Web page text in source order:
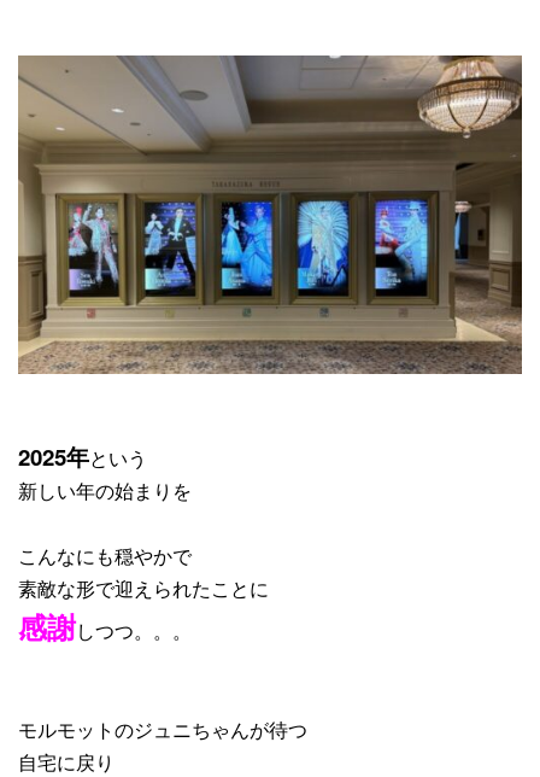
2025年という
新しい年の始まりを
こんなにも穏やかで
素敵な形で迎えられたことに
感謝しつつ。。。
モルモットのジュニちゃんが待つ
自宅に戻り